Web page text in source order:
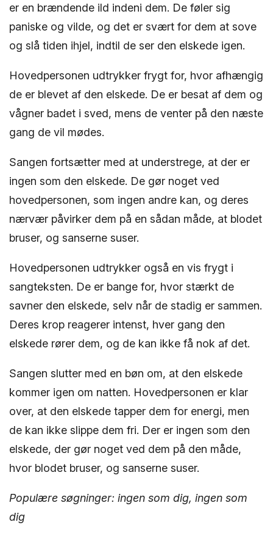
er en brændende ild indeni dem. De føler sig
paniske og vilde, og det er svært for dem at sove
og slå tiden ihjel, indtil de ser den elskede igen.
Hovedpersonen udtrykker frygt for, hvor afhængig
de er blevet af den elskede. De er besat af dem og
vågner badet i sved, mens de venter på den næste
gang de vil mødes.
Sangen fortsætter med at understrege, at der er
ingen som den elskede. De gør noget ved
hovedpersonen, som ingen andre kan, og deres
nærvær påvirker dem på en sådan måde, at blodet
bruser, og sanserne suser.
Hovedpersonen udtrykker også en vis frygt i
sangteksten. De er bange for, hvor stærkt de
savner den elskede, selv når de stadig er sammen.
Deres krop reagerer intenst, hver gang den
elskede rører dem, og de kan ikke få nok af det.
Sangen slutter med en bøn om, at den elskede
kommer igen om natten. Hovedpersonen er klar
over, at den elskede tapper dem for energi, men
de kan ikke slippe dem fri. Der er ingen som den
elskede, der gør noget ved dem på den måde,
hvor blodet bruser, og sanserne suser.
Populære søgninger: ingen som dig, ingen som
dig